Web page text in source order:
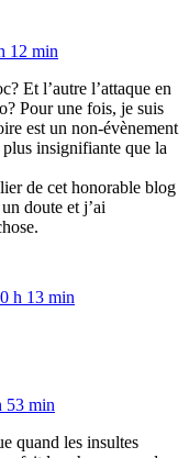
12 min
Et l’autre l’attaque en
Pour une fois, je suis
est un non-évènement
plus insignifiante que la
de cet honorable blog
doute et j’ai
h 13 min
53 min
quand les insultes